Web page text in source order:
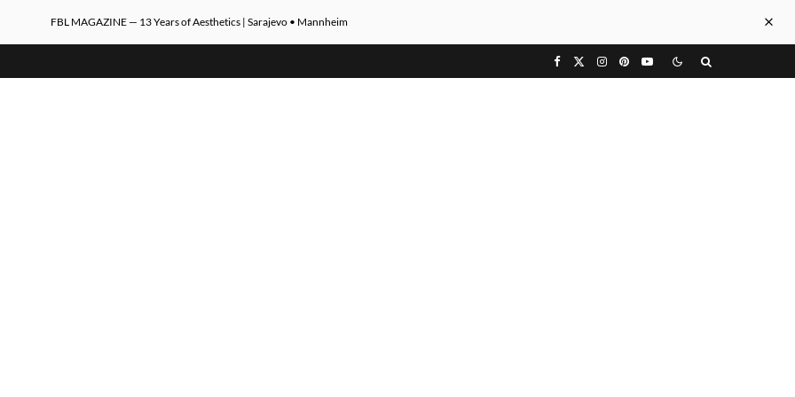
FBL MAGAZINE — 13 Years of Aesthetics | Sarajevo • Mannheim